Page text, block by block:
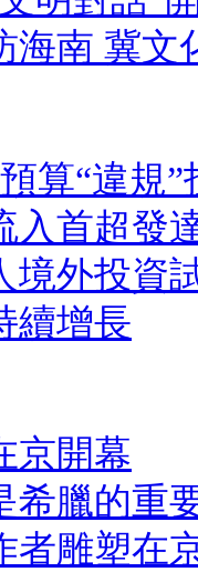
海南 冀文
算“違規”
入首超發
境外投資
續增長
京開幕
希臘的重
者雕塑在